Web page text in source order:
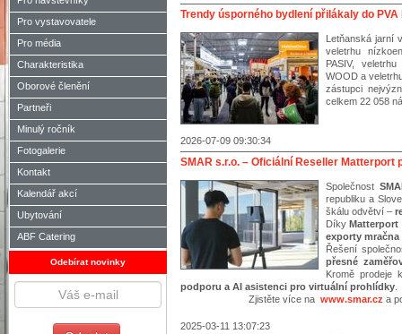
Pro vystavovatele
Pro média
Charakteristika
Oborové členění
Partneři
Minulý ročník
Fotogalerie
Kontakt
Kalendář akcí
Ubytování
ABF Catering
Odebírat novinky
Trendy úsporného bydlení přilákaly do
Letňanská jarní
veletrhu
PASIV,
WOOD a
zástupci
celkem 22 058
2026-07-09 09:30:34
SMAR s.r.o. – Oficiální Reseller Matterport
Společnost
republiku a
škálu odvětví –
DíkyMatterport
exporty
Řešení
přesné
Kromě prodeje
podporu a AI asistenci pro virtuální prohlídky
Zjistěte více na www.smar.cz a
2025-03-11 13:07:23